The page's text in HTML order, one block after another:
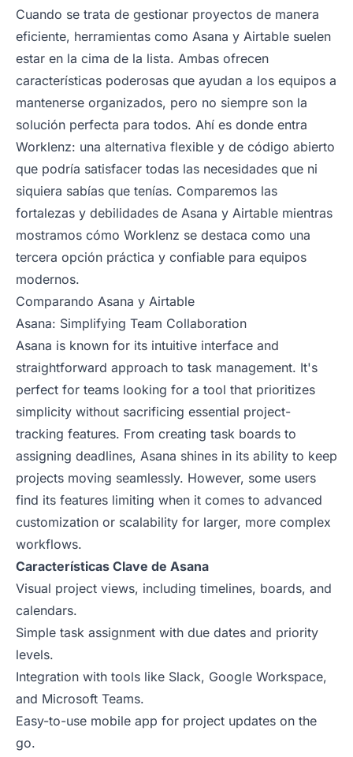
Cuando se trata de gestionar proyectos de manera
eficiente, herramientas como Asana y Airtable suelen
estar en la cima de la lista. Ambas ofrecen
características poderosas que ayudan a los equipos a
mantenerse organizados, pero no siempre son la
solución perfecta para todos. Ahí es donde entra
Worklenz: una alternativa flexible y de código abierto
que podría satisfacer todas las necesidades que ni
siquiera sabías que tenías. Comparemos las
fortalezas y debilidades de Asana y Airtable mientras
mostramos cómo Worklenz se destaca como una
tercera opción práctica y confiable para equipos
modernos.
Comparando Asana y Airtable
Asana: Simplifying Team Collaboration
Asana is known for its intuitive interface and
straightforward approach to task management. It's
perfect for teams looking for a tool that prioritizes
simplicity without sacrificing essential project-
tracking features. From creating task boards to
assigning deadlines, Asana shines in its ability to keep
projects moving seamlessly. However, some users
find its features limiting when it comes to advanced
customization or scalability for larger, more complex
workflows.
Características Clave de Asana
Visual project views, including timelines, boards, and
calendars.
Simple task assignment with due dates and priority
levels.
Integration with tools like Slack, Google Workspace,
and Microsoft Teams.
Easy-to-use mobile app for project updates on the
go.